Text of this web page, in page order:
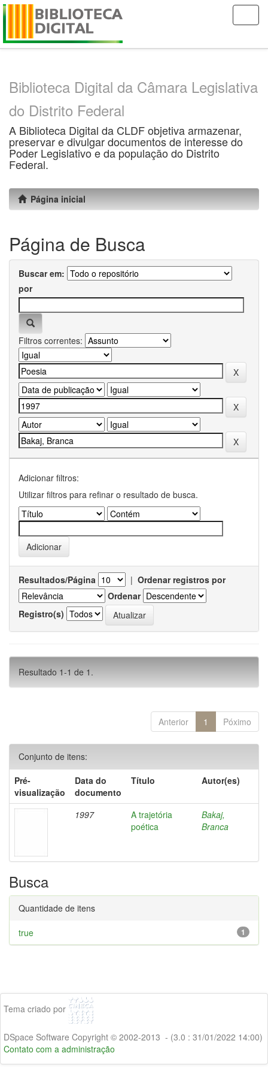
Skip
Biblioteca Digital da Câmara Legislativa
do Distrito Federal
A Biblioteca Digital da CLDF objetiva armazenar,
preservar e divulgar documentos de interesse do
Poder Legislativo e da população do Distrito
Federal.
Página inicial
Página de Busca
Buscar em:
por
Filtros correntes:
Adicionar filtros:
Utilizar filtros para refinar o resultado de busca.
Resultados/Página | Ordenar registros por
Ordenar
Registro(s)
Resultado 1-1 de 1.
Anterior 1 Póximo
Conjunto de itens:
Pré-
visualização
Data do
documento
Título Autor(es)
1997
A trajetória
poética
Bakaj,
Branca
Busca
Quantidade de itens
1
true
Tema criado por
DSpace Software Copyright © 2002-2013 - (3.0 : 31/01/2022 14:00)
Contato com a administração